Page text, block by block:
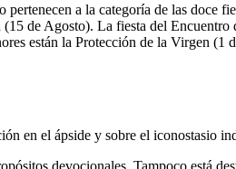
a la categoría de las doce
de Agosto). La fiesta del Encuentro
están la Protección de la Virgen
en el ápside y sobre el iconostasio
devocionales. Tampoco está